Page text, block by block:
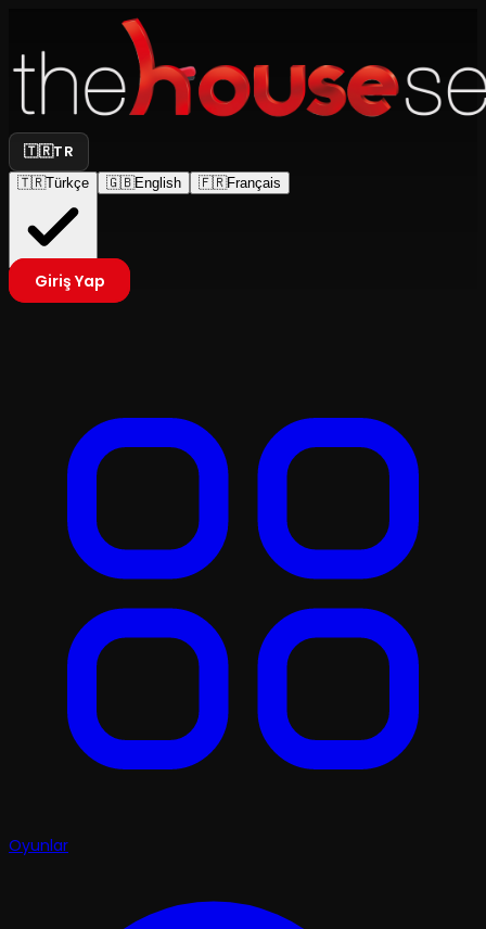
🇹🇷TR
🇹🇷Türkçe 🇬🇧English 🇫🇷Français
Giriş Yap
Oyunlar